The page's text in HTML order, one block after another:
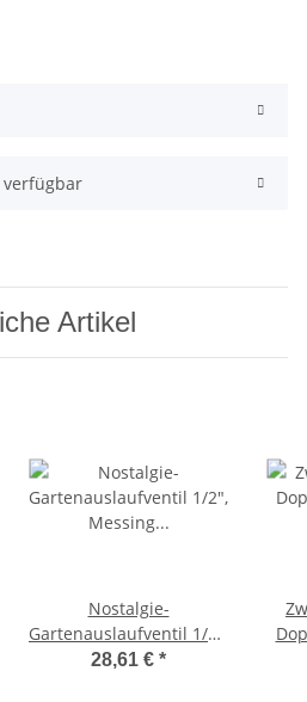
verfügbar
Artikel
Nostalgie-
Gartenauslaufventil 1/2",
Messing patiniert -Vogel,
28,61 € *